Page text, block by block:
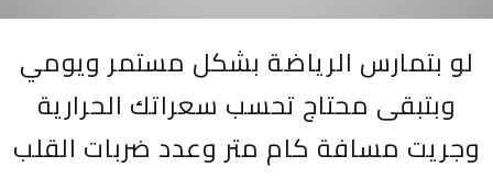
لو بتمارس الرياضة بشكل مستمر ويومي
وبتبقى محتاج تحسب سعراتك الحرارية
وجريت مسافة كام متر وعدد ضربات القلب